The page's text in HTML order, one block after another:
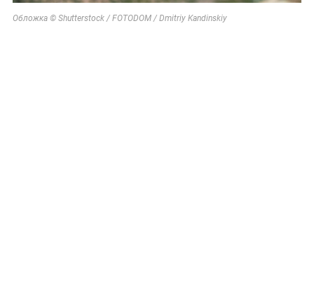
Обложка © Shutterstock / FOTODOM / Dmitriy Kandinskiy